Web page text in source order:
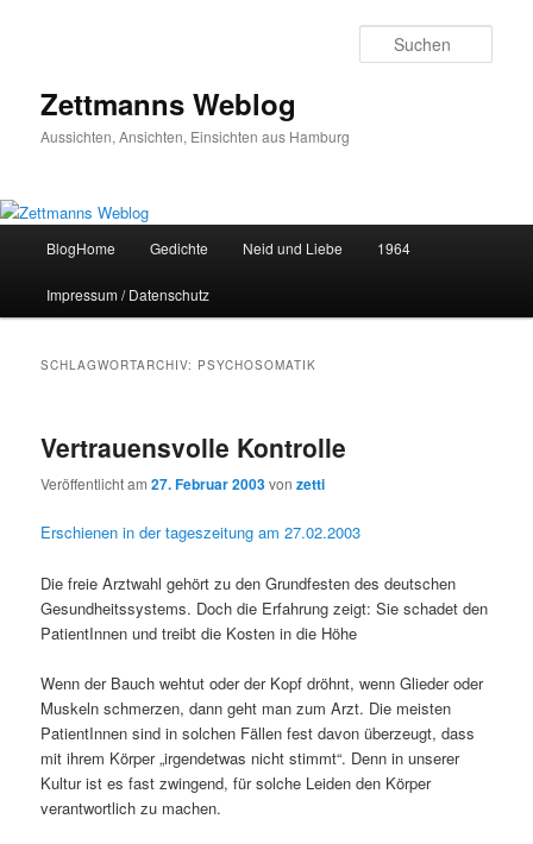
Zettmanns Weblog
Aussichten, Ansichten, Einsichten aus Hamburg
BlogHome Gedichte Neid und Liebe 1964
Impressum / Datenschutz
SCHLAGWORTARCHIV: PSYCHOSOMATIK
Vertrauensvolle Kontrolle
Veröffentlicht am27. Februar 2003vonzetti
Erschienen in der tageszeitung am 27.02.2003
Die freie Arztwahl gehört zu den Grundfesten des deutschen
Gesundheitssystems. Doch die Erfahrung zeigt: Sie schadet den
PatientInnen und treibt die Kosten in die Höhe
Wenn der Bauch wehtut oder der Kopf dröhnt, wenn Glieder oder
Muskeln schmerzen, dann geht man zum Arzt. Die meisten
PatientInnen sind in solchen Fällen fest davon überzeugt, dass
mit ihrem Körper „irgendetwas nicht stimmt“. Denn in unserer
Kultur ist es fast zwingend, für solche Leiden den Körper
verantwortlich zu machen.